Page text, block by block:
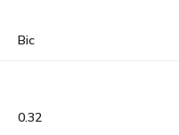
Bic
0.32